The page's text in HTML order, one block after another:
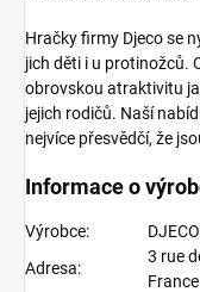
Hračky firmy Djecose
jich děti i u protinožců.
obrovskou atraktivitu
jejich rodičů. Naší
nejvíce přesvědčí, že
Informace o
Výrobce:
Adresa:
3 rue
France